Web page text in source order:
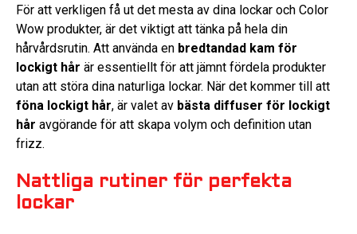
För att verkligen få ut det mesta av dina lockar och Color
Wow produkter, är det viktigt att tänka på hela din
hårvårdsrutin. Att använda en bredtandad kam för
lockigt hår är essentiellt för att jämnt fördela produkter
utan att störa dina naturliga lockar. När det kommer till att
föna lockigt hår, är valet av bästa diffuser för lockigt
hår avgörande för att skapa volym och definition utan
frizz.
Nattliga rutiner för perfekta
lockar